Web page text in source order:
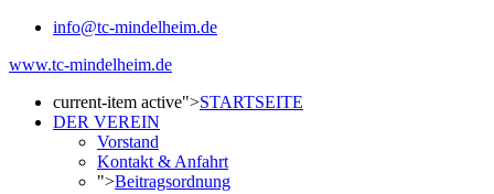
info@tc-mindelheim.de
www.tc-mindelheim.de
current-item active">STARTSEITE
DER VEREIN
Vorstand
Kontakt & Anfahrt
">Beitragsordnung